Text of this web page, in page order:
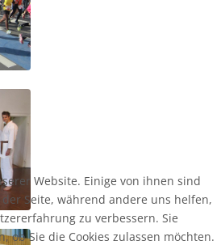
Website. Einige von ihnen sind
Seite, während andere uns helfen,
zu verbessern. Sie
ob Sie die Cookies zulassen möchten.